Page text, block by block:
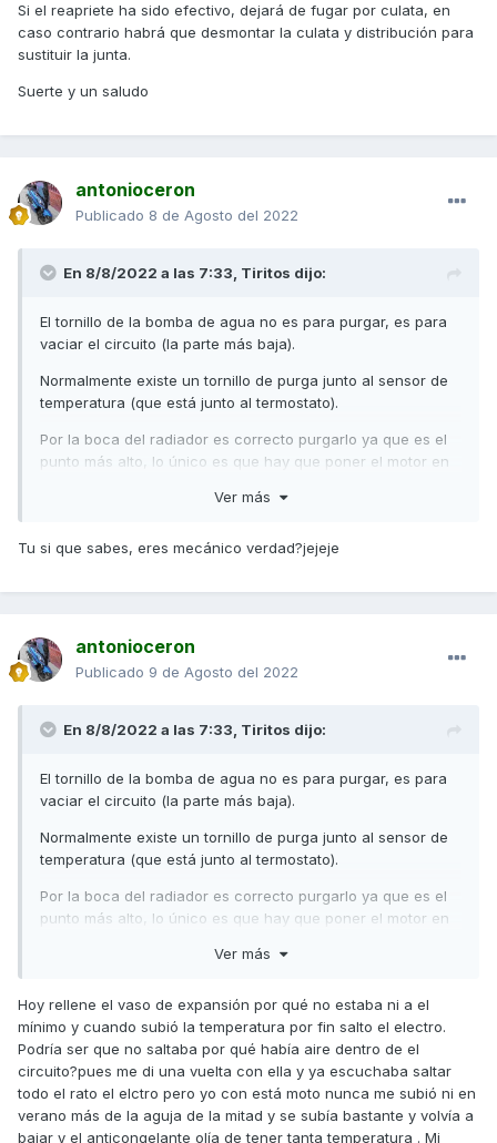
Si el reapriete ha sido efectivo, dejará de fugar por culata, en
caso contrario habrá que desmontar la culata y distribución para
sustituir la junta.
Suerte y un saludo
antonioceron
Publicado 8 de Agosto del 2022
En 8/8/2022 a las 7:33, Tiritos dijo:
El tornillo de la bomba de agua no es para purgar, es para
vaciar el circuito (la parte más baja).
Normalmente existe un tornillo de purga junto al sensor de
temperatura (que está junto al termostato).
Por la boca del radiador es correcto purgarlo ya que es el
punto más alto, lo único es que hay que poner el motor en
termostato ( se sabe cuando se calienta el manguito que
aire, hay que acelerar ligeramente el motor para que actúe
calentarse), entonces hay que cerrar el tapón y llenar el
vaso de expansión hasta el nivel correcto.
encargado de reponer las fugas o de completar el nivel del
de faltar nunca líquido). Si se repone nivel varias veces, y
vuelve a faltar, es señal de que existe una fuga o de que
exterior rebosando el vaso en caliente, y recogiendo el
radiador el agua al enfriarse faltando la que ha tirado al
exterior.
Si no se observan fugas en marcha y sigue bajando el nivel
del vaso a pesar de reponerlo, hay que pensar en una fuga
En ocasiones, la fuga de culata puede ser mínima y
provocar que los gases de compresión se pasen al circuito
haciendo subir la temperatura cuando el motor todavía
debería estar frío, tirar parte del agua a la calle, y cerrarse
la fuga al calentarse la culata debido a la dilatación de la
misma (esto se corregiría si llegamos a tiempo haciendo un
Ver más
Tu si que sabes, eres mecánico verdad?jejeje
antonioceron
Publicado 9 de Agosto del 2022
En 8/8/2022 a las 7:33, Tiritos dijo:
El tornillo de la bomba de agua no es para purgar, es para
vaciar el circuito (la parte más baja).
Normalmente existe un tornillo de purga junto al sensor de
temperatura (que está junto al termostato).
Por la boca del radiador es correcto purgarlo ya que es el
punto más alto, lo único es que hay que poner el motor en
termostato ( se sabe cuando se calienta el manguito que
aire, hay que acelerar ligeramente el motor para que actúe
la bomba.
Cuando ha salido todo el aire, empieza a querer salir el
agua por el radiador (debido a que aumenta de volumen al
calentarse), entonces hay que cerrar el tapón y llenar el
vaso de expansión hasta el nivel correcto.
Ver más
Hoy rellene el vaso de expansión por qué no estaba ni a el
mínimo y cuando subió la temperatura por fin salto el electro.
Podría ser que no saltaba por qué había aire dentro de el
circuito?pues me di una vuelta con ella y ya escuchaba saltar
todo el rato el elctro pero yo con está moto nunca me subió ni en
verano más de la aguja de la mitad y se subía bastante y volvía a
bajar y el anticongelante olía de tener tanta temperatura . Mi